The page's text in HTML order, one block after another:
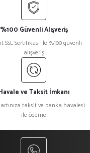
%100 Güvenli Alışveriş
SSL Sertifikası ile %100 güvenli
alışveriş
ve Taksit İmkanı
taksit ve banka havalesi
ile ödeme